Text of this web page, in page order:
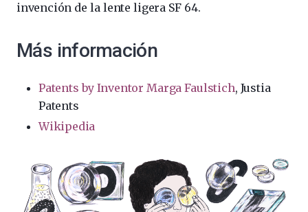
invención de la lente ligera SF 64.
Más información
Patents by Inventor Marga Faulstich, Justia
Patents
Wikipedia